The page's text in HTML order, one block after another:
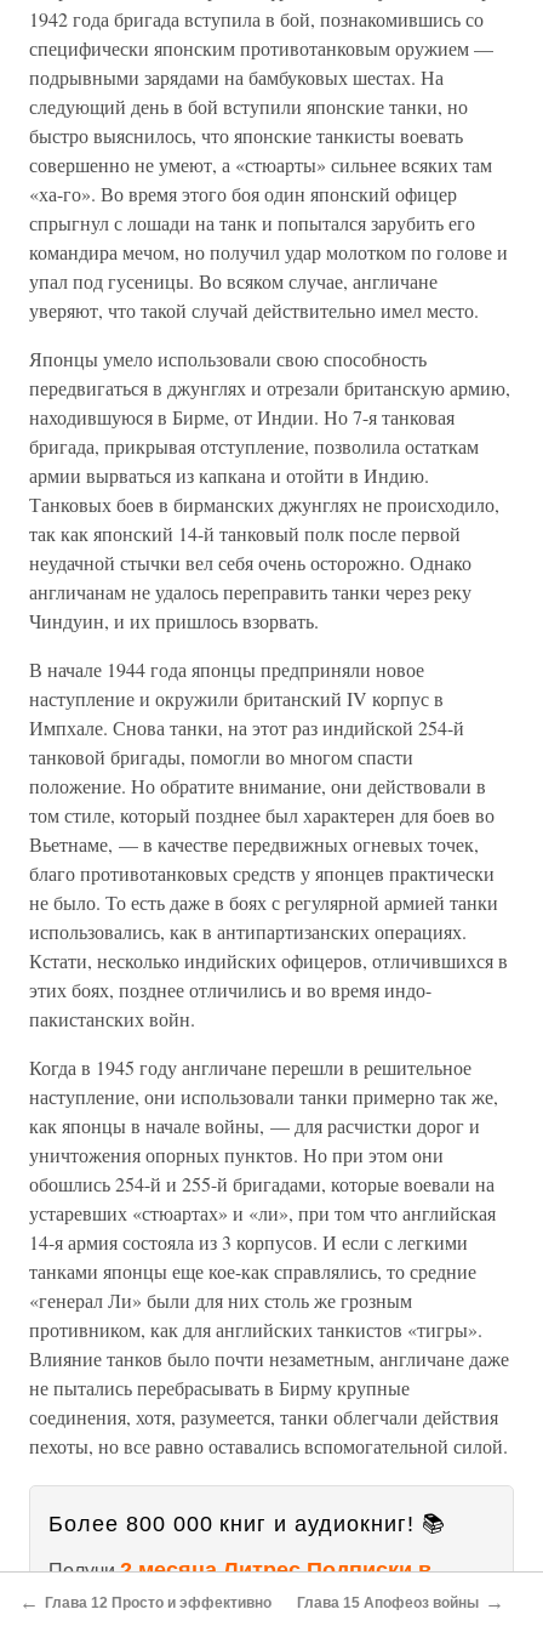
1942 года бригада вступила в бой, познакомившись со
специфически японским противотанковым оружием —
подрывными зарядами на бамбуковых шестах. На
следующий день в бой вступили японские танки, но
быстро выяснилось, что японские танкисты воевать
совершенно не умеют, а «стюарты» сильнее всяких там
«ха-го». Во время этого боя один японский офицер
спрыгнул с лошади на танк и попытался зарубить его
командира мечом, но получил удар молотком по голове и
упал под гусеницы. Во всяком случае, англичане
уверяют, что такой случай действительно имел место.
Японцы умело использовали свою способность
передвигаться в джунглях и отрезали британскую армию,
находившуюся в Бирме, от Индии. Но 7-я танковая
бригада, прикрывая отступление, позволила остаткам
армии вырваться из капкана и отойти в Индию.
Танковых боев в бирманских джунглях не происходило,
так как японский 14-й танковый полк после первой
неудачной стычки вел себя очень осторожно. Однако
англичанам не удалось переправить танки через реку
Чиндуин, и их пришлось взорвать.
В начале 1944 года японцы предприняли новое
наступление и окружили британский IV корпус в
Импхале. Снова танки, на этот раз индийской 254-й
танковой бригады, помогли во многом спасти
положение. Но обратите внимание, они действовали в
том стиле, который позднее был характерен для боев во
Вьетнаме, — в качестве передвижных огневых точек,
благо противотанковых средств у японцев практически
не было. То есть даже в боях с регулярной армией танки
использовались, как в антипартизанских операциях.
Кстати, несколько индийских офицеров, отличившихся в
этих боях, позднее отличились и во время индо-
пакистанских войн.
Когда в 1945 году англичане перешли в решительное
наступление, они использовали танки примерно так же,
как японцы в начале войны, — для расчистки дорог и
уничтожения опорных пунктов. Но при этом они
обошлись 254-й и 255-й бригадами, которые воевали на
устаревших «стюартах» и «ли», при том что английская
14-я армия состояла из 3 корпусов. И если с легкими
танками японцы еще кое-как справлялись, то средние
«генерал Ли» были для них столь же грозным
противником, как для английских танкистов «тигры».
Влияние танков было почти незаметным, англичане даже
не пытались перебрасывать в Бирму крупные
соединения, хотя, разумеется, танки облегчали действия
пехоты, но все равно оставались вспомогательной силой.
Более 800 000 книг и аудиокниг! 📚
Получи2 месяца Литрес Подписки в
подароки наслаждайся неограниченным
← Глава 12 Просто и эффективно Глава 15 Апофеоз войны →